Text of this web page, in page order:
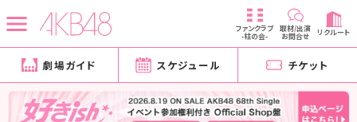
ファンクラブ
-柱の会-
取材/出演
お問合せ リクルート
劇場ガイド スケジュール チケット